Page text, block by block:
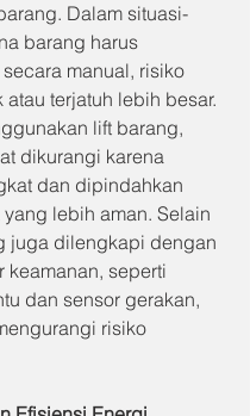
Dalam situasi-
barang harus
manual, risiko
atau terjatuh lebih besar.
lift barang,
dikurangi karena
dan dipindahkan
lebih aman. Selain
juga dilengkapi dengan
keamanan, seperti
dan sensor gerakan,
risiko